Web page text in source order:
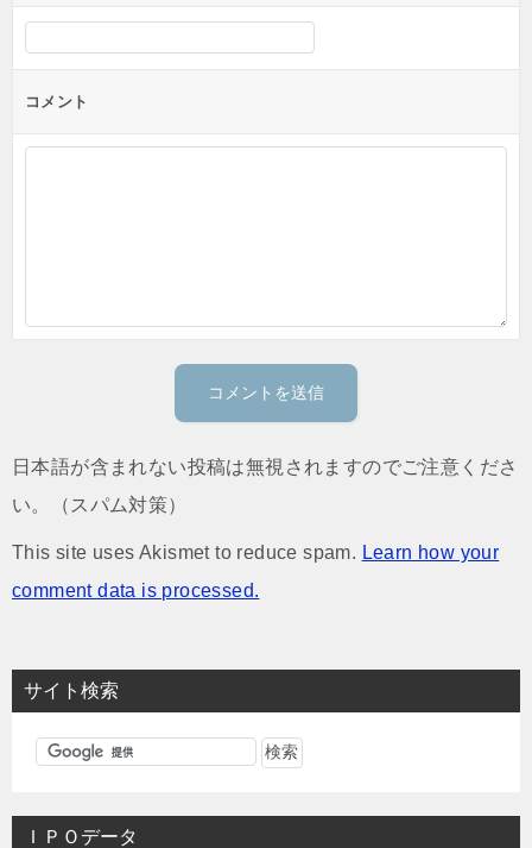
コメント
日本語が含まれない投稿は無視されますのでご注意くださ
い。（スパム対策）
This site uses Akismet to reduce spam. Learn how your
comment data is processed.
サイト検索
ＩＰＯデータ